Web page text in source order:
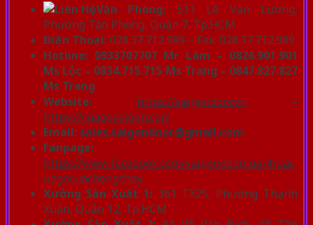
Văn Phòng: 511 Lê Văn Lương,
Phường Tân Phong, Quận 7, Tp.HCM
Điện Thoại:028.37.712.989 – Fax: 028.37.712.989
Hotline: 0933707707 Mr Lãm – 0826.901.901
Ms Lộc – 0834.715.715 Ms Trang – 0847.827.827
Ms Trang
Website: https://saigondoor.vn –
https://cuagosaigon.com
Email:sales.saigondoor@gmail.com
Fanpage:
https://www.facebook.com/saigondoorcuanhuac
uagocuachongchay
Xưởng Sản Xuất 1: 361 TX25, Phường Thạnh
Xuân, Quận 12, Tp.HCM